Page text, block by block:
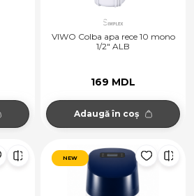
VIWO Colba apa rece 10 mono
1/2" ALB
169 MDL
Adaugă în coș
NEW